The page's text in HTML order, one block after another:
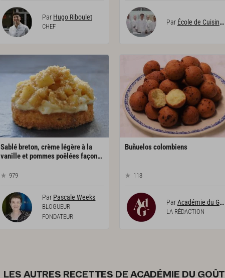
Par Hugo Riboulet
CHEF
Par École de Cuisine Alain Ducasse
Sablé breton, crème légère à la
vanille et pommes poêlées façon tartelette
979
Par Pascale Weeks
BLOGUEUR
FONDATEUR
Buñueloscolombiens
113
ParAcadémie du Goût
LA RÉDACTION
LES AUTRES RECETTES DE ACADÉMIE DU GOÛT